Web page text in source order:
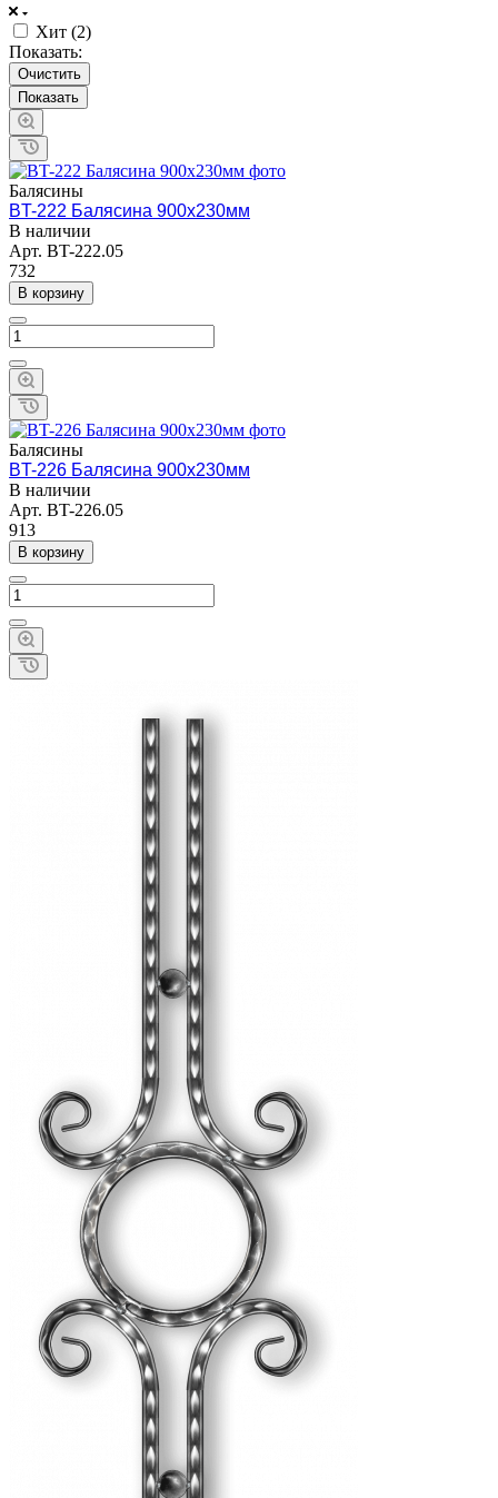
Хит (2)
Показать:
Очистить
Балясины
BT-222 Балясина 900х230мм
В наличии
Арт. BT-222.05
732
В корзину
Балясины
BT-226 Балясина 900х230мм
В наличии
Арт. BT-226.05
913
В корзину